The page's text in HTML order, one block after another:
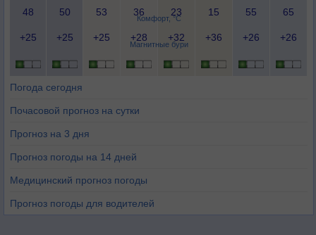
Комфорт, °C
Магнитные бури
48 50 53 36 23 15 55 65
+25 +25 +25 +28 +32 +36 +26 +26
Погода сегодня
Почасовой прогноз на сутки
Прогноз на 3 дня
Прогноз погоды на 14 дней
Медицинский прогноз погоды
Прогноз погоды для водителей